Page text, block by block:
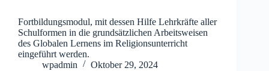
Fortbildungsmodul, mit dessen Hilfe Lehrkräfte aller
Schulformen in die grundsätzlichen Arbeitsweisen
des Globalen Lernens im Religionsunterricht
eingeführt werden.
wpadmin
Oktober 29, 2024